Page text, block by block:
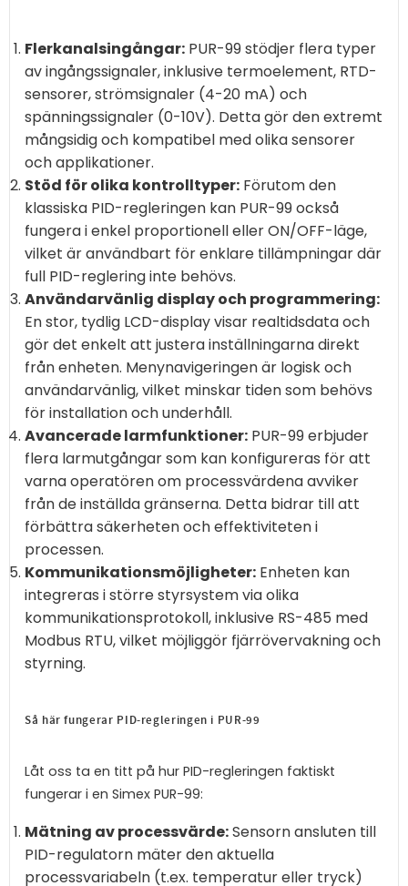
Flerkanalsingångar: PUR-99 stödjer flera typer
av ingångssignaler, inklusive termoelement, RTD-
sensorer, strömsignaler (4-20 mA) och
spänningssignaler (0-10V). Detta gör den extremt
mångsidig och kompatibel med olika sensorer
och applikationer.
Stöd för olika kontrolltyper: Förutom den
klassiska PID-regleringen kan PUR-99 också
fungera i enkel proportionell eller ON/OFF-läge,
vilket är användbart för enklare tillämpningar där
full PID-reglering inte behövs.
Användarvänlig display och programmering:
En stor, tydlig LCD-display visar realtidsdata och
gör det enkelt att justera inställningarna direkt
från enheten. Menynavigeringen är logisk och
användarvänlig, vilket minskar tiden som behövs
för installation och underhåll.
Avancerade larmfunktioner: PUR-99 erbjuder
flera larmutgångar som kan konfigureras för att
varna operatören om processvärdena avviker
från de inställda gränserna. Detta bidrar till att
förbättra säkerheten och effektiviteten i
processen.
Kommunikationsmöjligheter: Enheten kan
integreras i större styrsystem via olika
kommunikationsprotokoll, inklusive RS-485 med
Modbus RTU, vilket möjliggör fjärrövervakning och
styrning.
Så här fungerar PID-regleringen i PUR-99
Låt oss ta en titt på hur PID-regleringen faktiskt
fungerar i en Simex PUR-99:
Mätning av processvärde:Sensorn ansluten till
PID-regulatorn mäter den aktuella
processvariabeln (t.ex. temperatur eller tryck)